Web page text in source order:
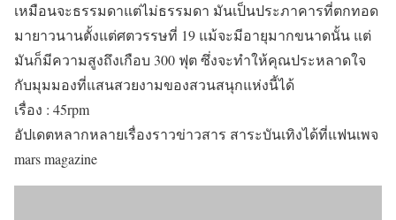
เหมือนจะธรรมดาแต่ไม่ธรรมดา มันเป็นประภาคารที่ตกทอด
มายาวนานตั้งแต่ศตวรรษที่ 19 แม้จะมีอายุมากขนาดนั้น แต่
มันก็มีความสูงถึงเกือบ 300 ฟุต ซึ่งจะทำให้คุณประหลาดใจ
กับมุมมองที่แสนสวยงามของสวนสนุกแห่งนี้ได้
เรื่อง : 45rpm
อัปเดตหลากหลายเรื่องราวข่าวสาร สาระบันเทิงได้ที่แฟนเพจ
mars magazine